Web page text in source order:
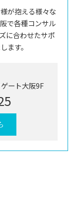
が抱える様々な
で各種コンサル
に合わせたサポ
ます。
ート大阪9F